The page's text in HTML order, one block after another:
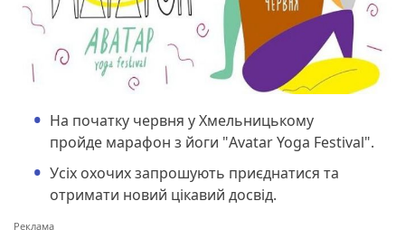
На початку червня у Хмельницькому
пройде марафон з йоги "Avatar Yoga Festival".
Усіх охочих запрошують приєднатися та
отримати новий цікавий досвід.